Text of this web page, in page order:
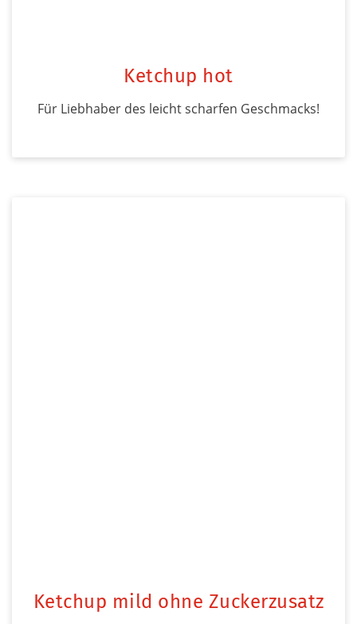
Ketchup hot
Für Liebhaber des leicht scharfen Geschmacks!
Ketchup mild ohne Zuckerzusatz